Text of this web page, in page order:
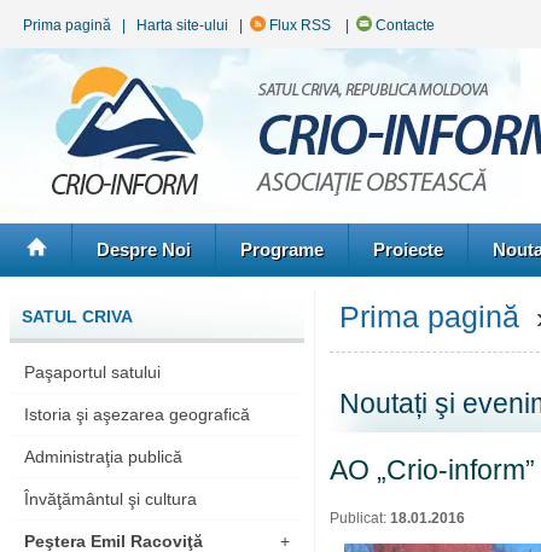
Prima pagină Harta site-ului Flux RSS Contacte
Despre Noi Programe Proiecte
SATUL CRIVA
Paşaportul satului
Istoria şi aşezarea geografică
Administraţia publică
Învăţământul şi cultura
Peştera Emil Racoviţă +
Prima pagină
Noutați şi
AO „Crio-inform”
Publicat: 18.01.2016